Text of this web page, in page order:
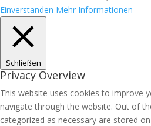
Einverstanden Mehr Informationen
Schließen
Privacy Overview
This website uses cookies to improve
navigate through the website. Out of
categorized as necessary are stored